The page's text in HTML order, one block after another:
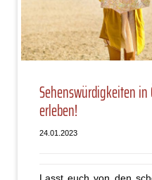
Sehenswürdigkeiten
erleben!
24.01.2023